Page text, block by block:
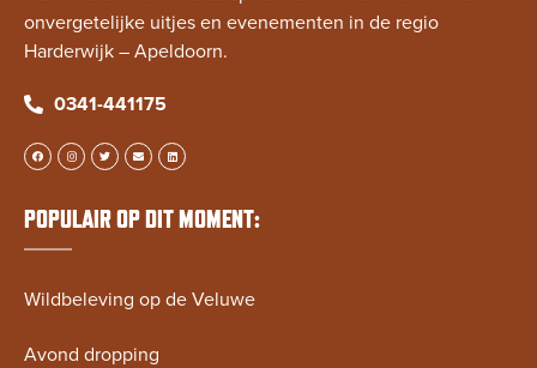
onvergetelijke uitjes en evenementen in de regio
Harderwijk – Apeldoorn.
0341-441175
POPULAIR OP DIT MOMENT:
Wildbeleving op de Veluwe
Avond dropping